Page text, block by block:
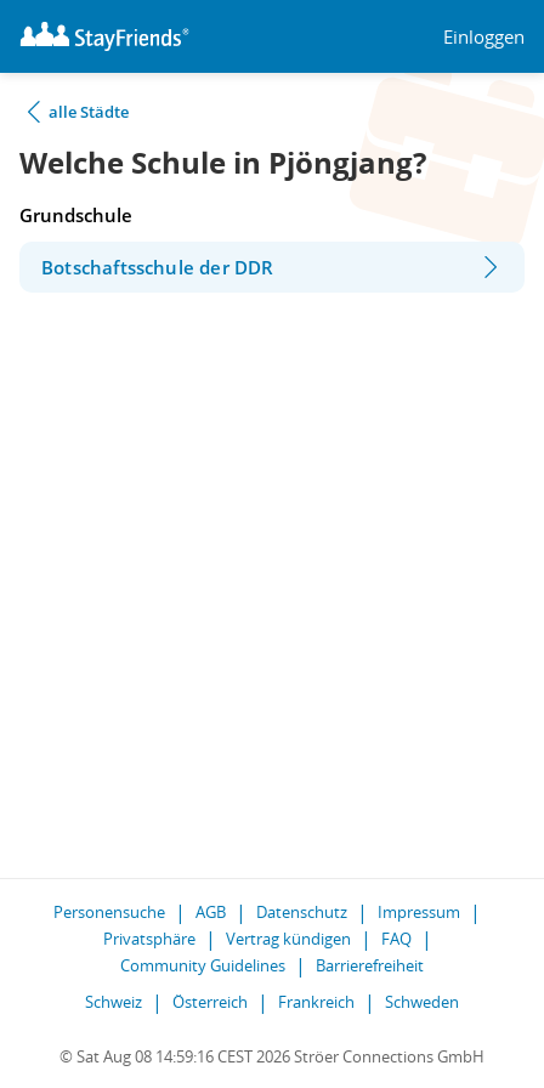
Einloggen
alle Städte
Welche Schule in Pjöngjang?
Grundschule
Botschaftsschule der DDR
Personensuche AGB Datenschutz
Impressum
Privatsphäre
Vertrag kündigen
FAQ
Community Guidelines
Barrierefreiheit
Schweiz
Österreich Frankreich Schweden
© Sat Aug 08 14:59:16 CEST 2026 Ströer Connections GmbH